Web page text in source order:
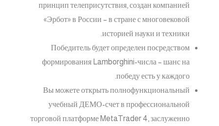
принцип телеприсутствия, создан компанией
«Эрбот» в России – в стране с многовековой
историей науки и техники.
Победитель будет определен посредством
формирования Lamborghini-числа – шанс на
победу есть у каждого.
Вы можете открыть полнофункциональный
учебный ДЕМО-счет в профессиональной
торговой платформе MetaTrader 4, заслуженно